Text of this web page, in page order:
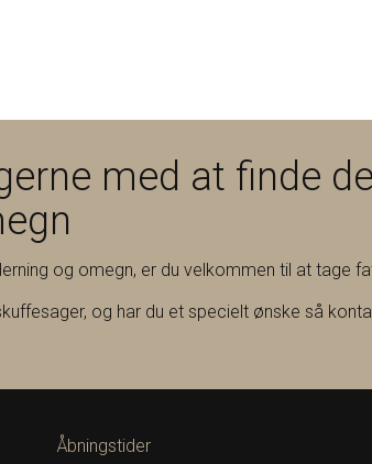
med at finde
og omegn, er du velkommen til at tage
og har du et specielt ønske så
Åbningstider